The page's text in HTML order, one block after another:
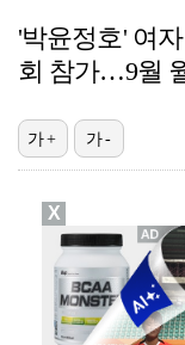
'박윤정호' 여
회 참가…9월
가+ 가-
X